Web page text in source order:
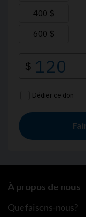
À propos de nous
Que faisons-nous?